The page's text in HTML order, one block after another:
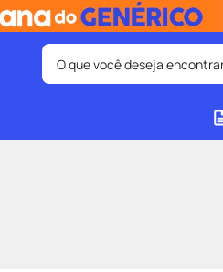
O que você deseja